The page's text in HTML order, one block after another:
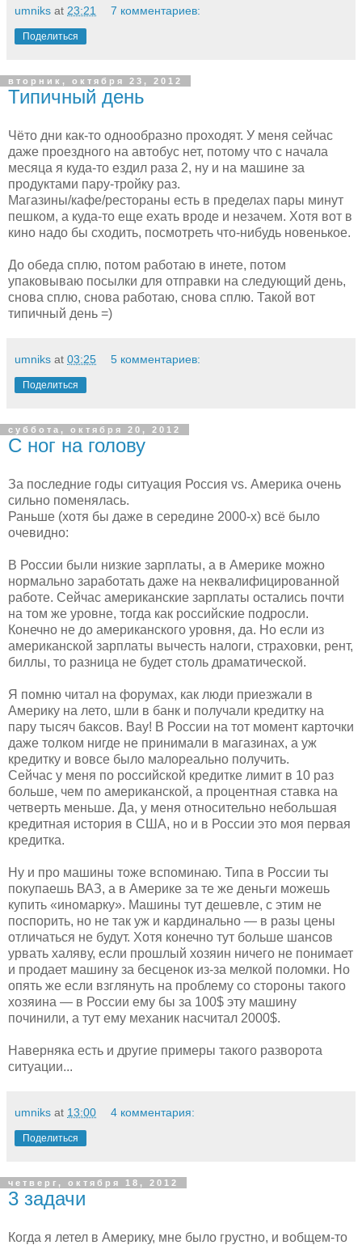
umniks at 23:21 7 комментариев:
Поделиться
вторник, октября 23, 2012
Типичный день
Чёто дни как-то однообразно проходят. У меня сейчас
даже проездного на автобус нет, потому что с начала
месяца я куда-то ездил раза 2, ну и на машине за
продуктами пару-тройку раз.
Магазины/кафе/рестораны есть в пределах пары минут
пешком, а куда-то еще ехать вроде и незачем. Хотя вот в
кино надо бы сходить, посмотреть что-нибудь новенькое.
До обеда сплю, потом работаю в инете, потом
упаковываю посылки для отправки на следующий день,
снова сплю, снова работаю, снова сплю. Такой вот
типичный день =)
umniks at 03:25 5 комментариев:
Поделиться
суббота, октября 20, 2012
С ног на голову
За последние годы ситуация Россия vs. Америка очень
сильно поменялась.
Раньше (хотя бы даже в середине 2000-х) всё было
очевидно:
В России были низкие зарплаты, а в Америке можно
нормально заработать даже на неквалифицированной
работе. Сейчас американские зарплаты остались почти
на том же уровне, тогда как российские подросли.
Конечно не до американского уровня, да. Но если из
американской зарплаты вычесть налоги, страховки, рент,
биллы, то разница не будет столь драматической.
Я помню читал на форумах, как люди приезжали в
Америку на лето, шли в банк и получали кредитку на
пару тысяч баксов. Вау! В России на тот момент карточки
даже толком нигде не принимали в магазинах, а уж
кредитку и вовсе было малореально получить.
Сейчас у меня по российской кредитке лимит в 10 раз
больше, чем по американской, а процентная ставка на
четверть меньше. Да, у меня относительно небольшая
кредитная история в США, но и в России это моя первая
кредитка.
Ну и про машины тоже вспоминаю. Типа в России ты
покупаешь ВАЗ, а в Америке за те же деньги можешь
купить «иномарку». Машины тут дешевле, с этим не
поспорить, но не так уж и кардинально — в разы цены
отличаться не будут. Хотя конечно тут больше шансов
урвать халяву, если прошлый хозяин ничего не понимает
и продает машину за бесценок из-за мелкой поломки. Но
опять же если взглянуть на проблему со стороны такого
хозяина — в России ему бы за 100$ эту машину
починили, а тут ему механик насчитал 2000$.
Наверняка есть и другие примеры такого разворота
ситуации...
umniks at 13:00 4 комментария:
Поделиться
четверг, октября 18, 2012
3 задачи
Когда я летел в Америку, мне было грустно, и вобщем-то